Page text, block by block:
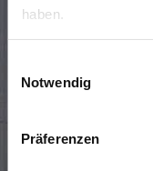
haben.
Notwendig
Präferenzen
Termin
Allgemeine